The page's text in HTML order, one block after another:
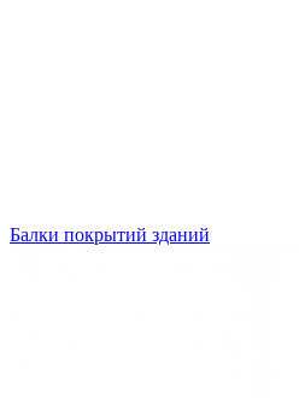
Балки покрытий зданий